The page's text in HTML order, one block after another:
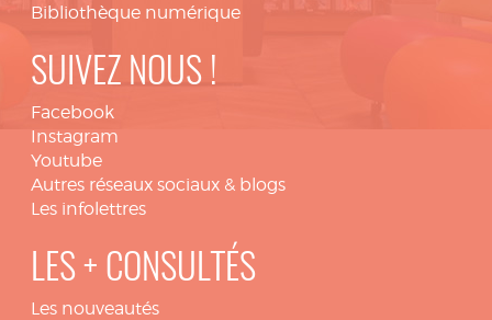
Bibliothèque numérique
SUIVEZ NOUS !
Facebook
Instagram
Youtube
Autres réseaux sociaux & blogs
Les infolettres
LES + CONSULTÉS
Les nouveautés